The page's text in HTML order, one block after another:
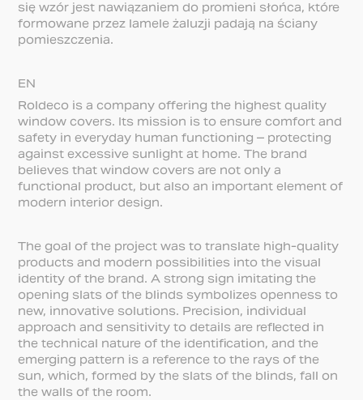
się wzór jest nawiązaniem do promieni słońca, które
formowane przez lamele żaluzji padają na ściany
pomieszczenia.
EN
Roldeco is a company offering the highest quality
window covers. Its mission is to ensure comfort and
safety in everyday human functioning – protecting
against excessive sunlight at home. The brand
believes that window covers are not only a
functional product, but also an important element of
modern interior design.
The goal of the project was to translate high-quality
products and modern possibilities into the visual
identity of the brand. A strong sign imitating the
opening slats of the blinds symbolizes openness to
new, innovative solutions. Precision, individual
approach and sensitivity to details are reflected in
the technical nature of the identification, and the
emerging pattern is a reference to the rays of the
sun, which, formed by the slats of the blinds, fall on
the walls of the room.